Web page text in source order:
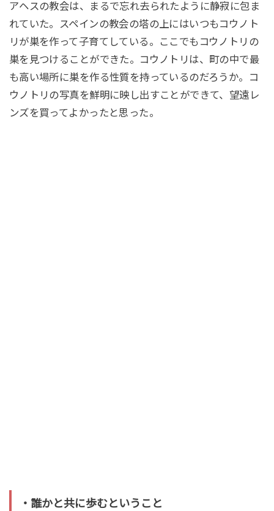
アヘスの教会は、まるで忘れ去られたように静寂に包ま
れていた。スペインの教会の塔の上にはいつもコウノト
リが巣を作って子育てしている。ここでもコウノトリの
巣を見つけることができた。コウノトリは、町の中で最
も高い場所に巣を作る性質を持っているのだろうか。コ
ウノトリの写真を鮮明に映し出すことができて、望遠レ
ンズを買ってよかったと思った。
・誰かと共に歩むということ